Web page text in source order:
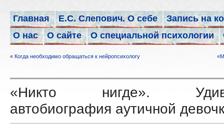
Главная Е.С. Слепович. О себе
Запись на
О нас
О сайте О специальной психологии
« Когда необходимо обращаться к нейропсихологу
«Никто нигде».
автобиография аутичной